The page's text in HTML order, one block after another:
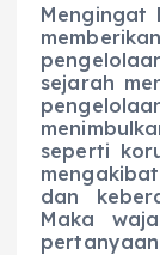
Mengingat
sejarah
seperti
dan
Maka